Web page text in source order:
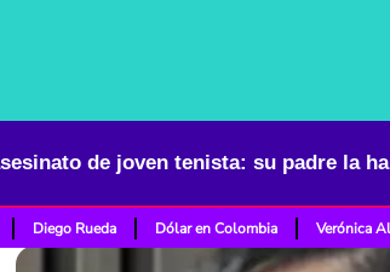
Diego Rueda Dólar en Colombia Verónica